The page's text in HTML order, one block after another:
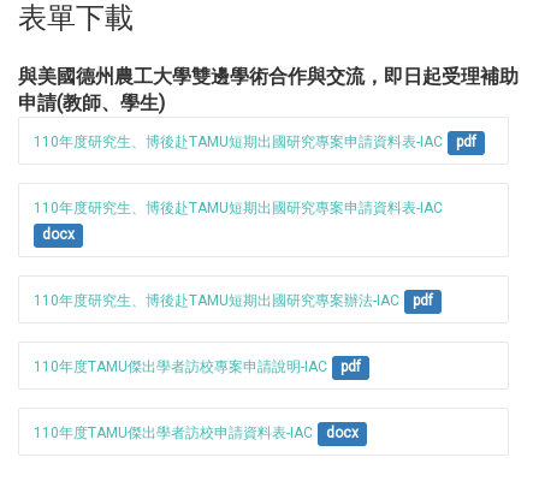
表單下載
與美國德州農工大學雙邊學術合作與交流，即日起受理補助
申請(教師、學生)
110年度研究生、博後赴TAMU短期出國研究專案申請資料表-IAC pdf
110年度研究生、博後赴TAMU短期出國研究專案申請資料表-IAC
docx
110年度研究生、博後赴TAMU短期出國研究專案辦法-IAC pdf
110年度TAMU傑出學者訪校專案申請說明-IAC pdf
110年度TAMU傑出學者訪校申請資料表-IAC docx